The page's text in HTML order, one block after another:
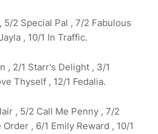
5/2 Special Pal , 7/2 Fabulous
, 10/1 In Traffic.
, 2/1 Starr's Delight , 3/1
Thyself , 12/1 Fedalia.
, 5/2 Call Me Penny , 7/2
, 6/1 Emily Reward , 10/1